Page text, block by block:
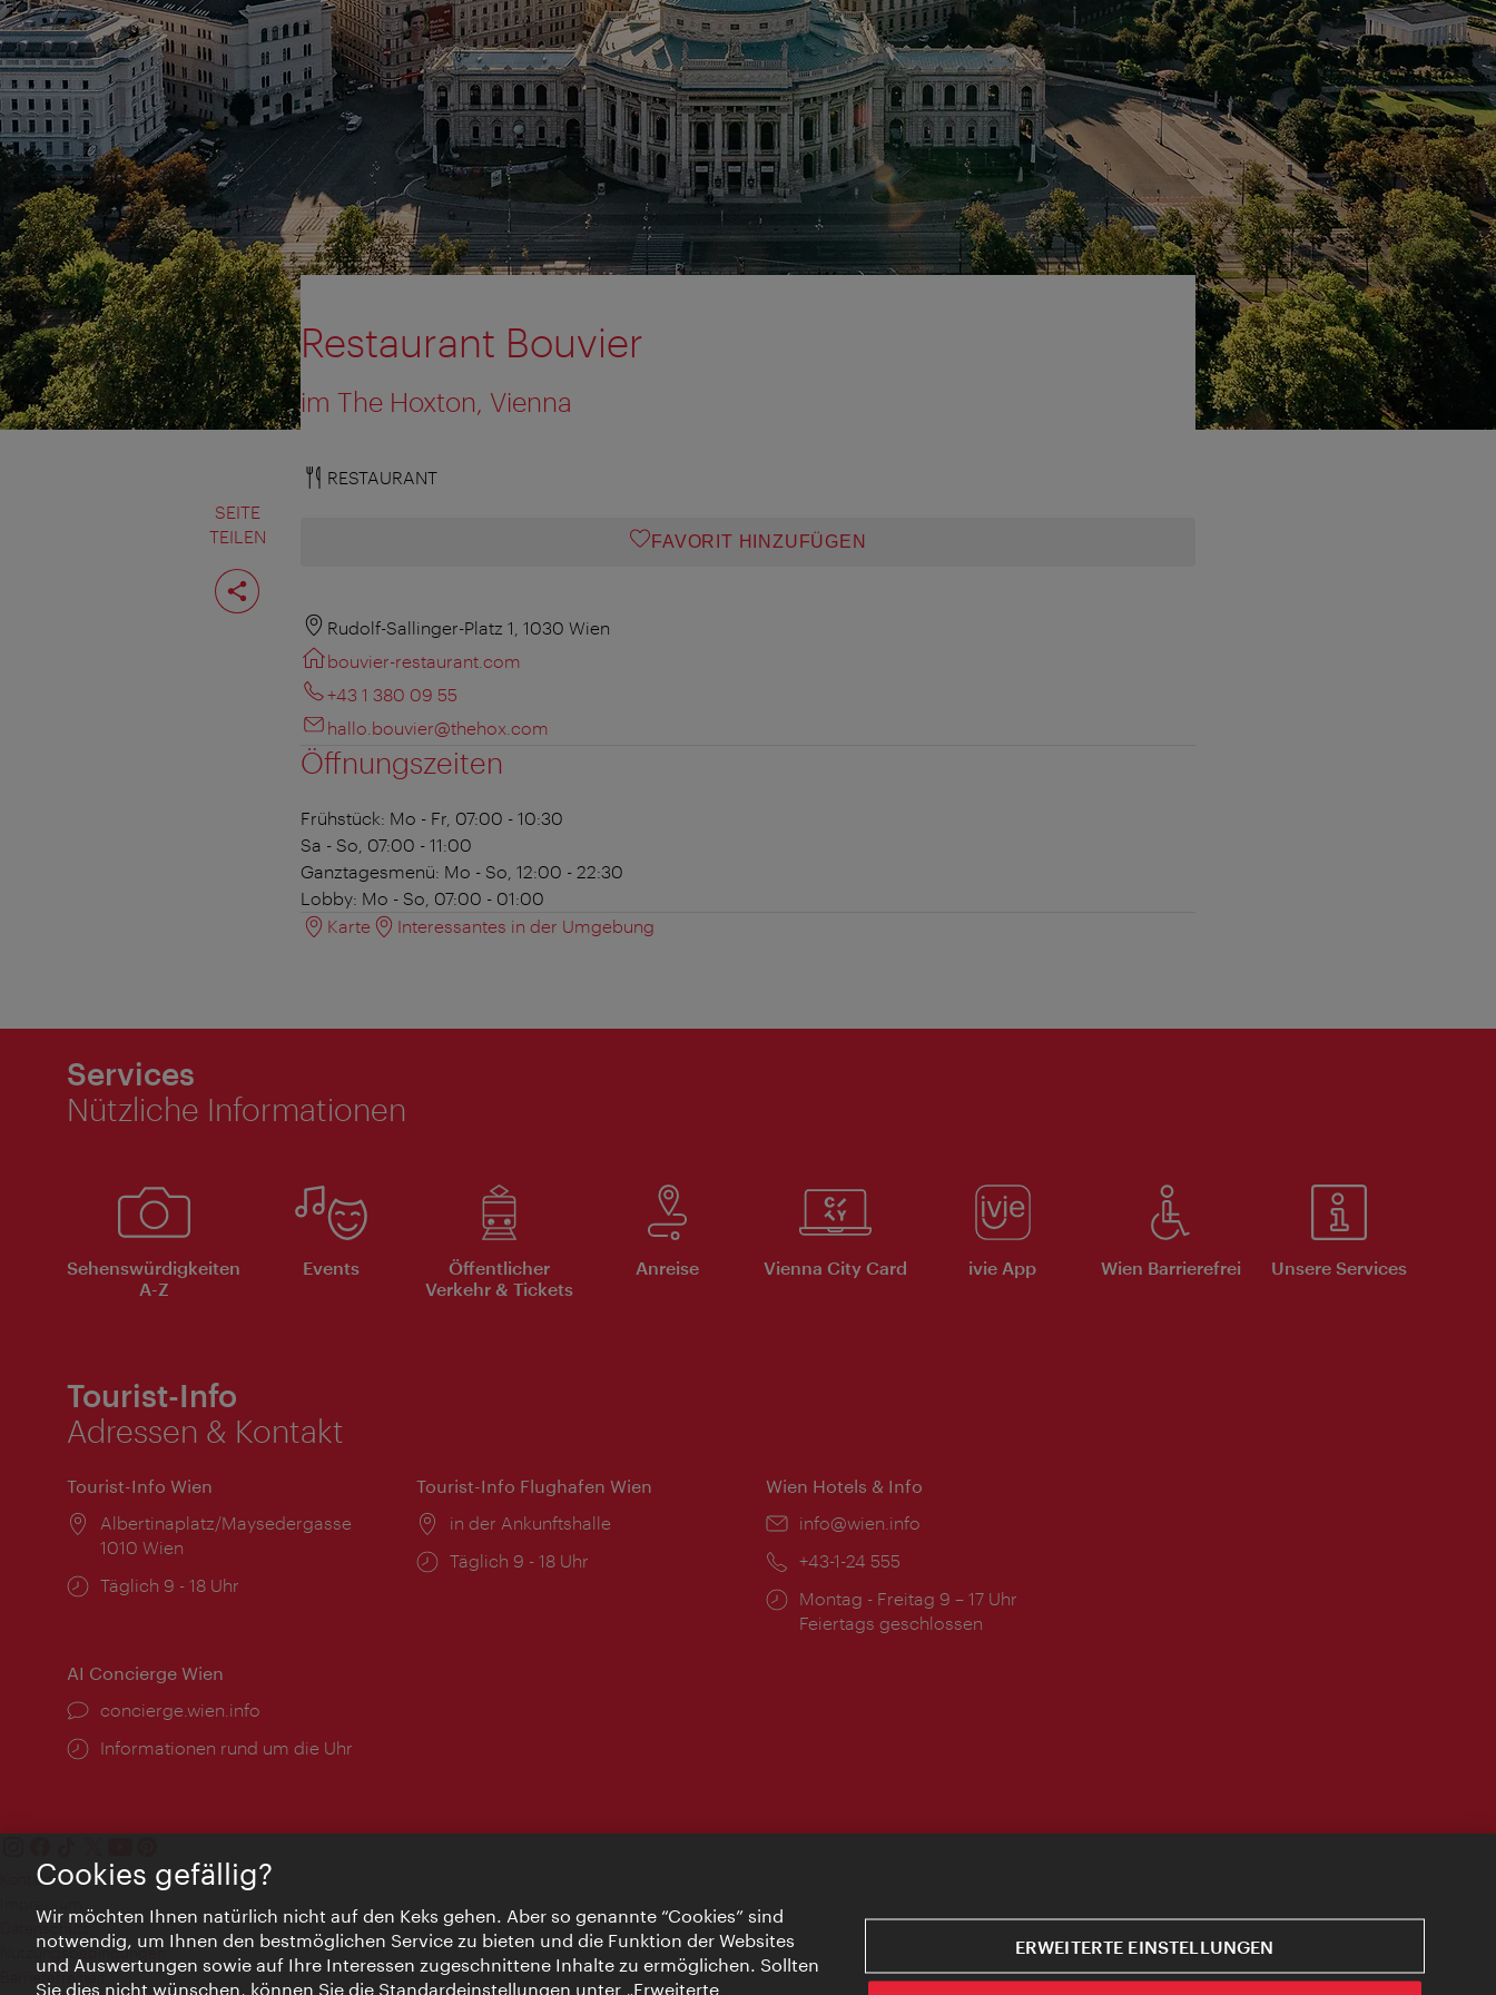
SEITE
TEILEN
Seite
teilen
Restaurant Bouvier
im The Hoxton, Vienna
RESTAURANT
FAVORIT HINZUFÜGEN
Rudolf-Sallinger-Platz 1, 1030 Wien
bouvier-restaurant.com
+43 1 380 09 55
hallo.bouvier@thehox.com
Öffnungszeiten
Frühstück: Mo - Fr, 07:00 - 10:30
Sa - So, 07:00 - 11:00
Ganztagesmenü: Mo - So, 12:00 - 22:30
Lobby: Mo - So, 07:00 - 01:00
Karte
Interessantes in der Umgebung
Services
Nützliche Informationen
Sehenswürdigkeiten
A-Z
Events
Öffentlicher
Verkehr & Tickets
Anreise Vienna City Card ivie App Wien Barrierefrei Unsere Services
Tourist-Info
Adressen & Kontakt
Tourist-Info Wien
Ort:
Albertinaplatz/Maysedergasse
1010 Wien
Öffnungszeiten:
Täglich 9 - 18 Uhr
Tourist-Info Flughafen Wien
Ort:
in der Ankunftshalle
Öffnungszeiten:
Täglich 9 - 18 Uhr
Wien Hotels & Info
Email:
info@wien.info
Telefon:
+43-1-24 555
Öffnungszeiten:
Montag - Freitag 9 – 17 Uhr
Feiertags geschlossen
AI Concierge Wien
Ort:
concierge.wien.info
Öffnungszeiten:
Informationen rund um die Uhr
Kontakt
Datenschutz
Nutzungsbedingungen
Barrierefreiheit
Cookies gefällig?
Wir möchten Ihnen natürlich nicht auf den Keks gehen. Aber so genannte “Cookies” sind
notwendig, um Ihnen den bestmöglichen Service zu bieten und die Funktion der Websites
und Auswertungen sowie auf Ihre Interessen zugeschnittene Inhalte zu ermöglichen. Sollten
Sie dies nicht wünschen, können Sie die Standardeinstellungen unter „Erweiterte
ERWEITERTE EINSTELLUNGEN